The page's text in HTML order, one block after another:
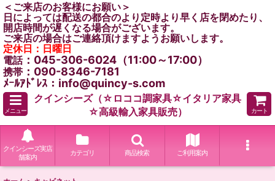
＜ご来店のお客様にお願い＞
日によっては配送の都合のより定時より早く店を閉めたり、
開店時間が遅くなる場合がございます。
ご来店の場合はご連絡頂けますようお願いします。
定休日：日曜日
電話：045-306-6024（11:00～17:00）
携帯 ：090-8346-7181
ﾒｰﾙｱﾄﾞﾚｽ：info@quincy-s.com
メニュー
クインシーズ（☆ロココ調家具☆イタリア家具
☆高級輸入家具販売）
カート
クインシーズ実店
舗案内
カテゴリ 商品検索 ご利用案内